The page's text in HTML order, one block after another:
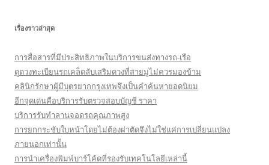
เรื่องราวล่าสุด
การสื่อสารที่มีประสิทธิภาพในบริการขนส่งทางรถ-เรือ
ดูดวงทะเบียนรถเคล็ดลับเสริมดวงที่สายมูไม่ควรมองข้าม
คลินิกรักษาผู้มีบุตรยากกรุงเทพจึงเป็นคำค้นหายอดนิยม
อีกจุดเด่นคือบริการรับตรวจสอบบัญชี ราคา
บริการรับทำลานจอดรถคุณภาพสูง
การยกกระชับใบหน้าโดยไม่ต้องผ่าตัดจึงไม่ใช่แค่การเปลี่ยนแปลง
ภายนอกเท่านั้น
การนำเครื่องพิมพ์บาร์โค้ดที่รองรับเทคโนโลยีเหล่านี้